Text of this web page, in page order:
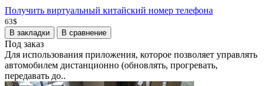
Получить виртуальный китайский номер телефона
63$
В закладки
В сравнение
Под заказ
Для использования приложения, которое позволяет управлять
автомобилем дистанционно (обновлять, прогревать,
передавать до..